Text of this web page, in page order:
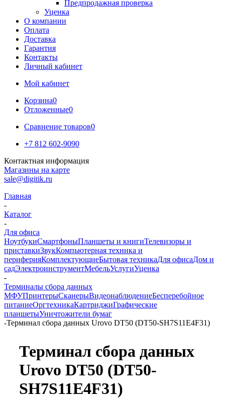
Предпродажная проверка
Уценка
О компании
Оплата
Доставка
Гарантия
Контакты
Личный кабинет
Мой кабинет
Корзина0
Отложенные0
Сравнение товаров0
+7 812 602-9090
Контактная информация
Магазины на карте
sale@digitik.ru
Главная
-
Каталог
-
Для офиса
НоутбукиСмартфоныПланшеты и книгиТелевизоры и
приставкиЗвукКомпьютерная техника и
периферияКомплектующиеБытовая техникаДля офисаДом и
садЭлектроинструментМебельУслугиУценка
-
Терминалы сбора данных
МФУПринтерыСканерыВидеонаблюдениеБесперебойное
питаниеОргтехникаКартриджиГрафические
планшетыУничтожители бумаг
-Терминал сбора данных Urovo DT50 (DT50-SH7S11E4F31)
Терминал сбора данных
Urovo DT50 (DT50-
SH7S11E4F31)